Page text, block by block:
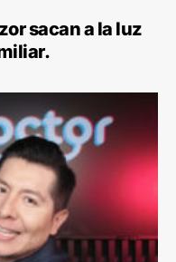
sacan a la luz